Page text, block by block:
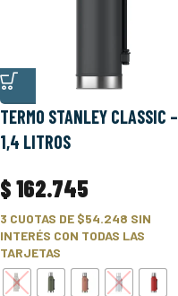
TERMO STANLEY CLASSIC –
1,4 LITROS
$162.745
3 CUOTAS DE $54.248 SIN
INTERÉS CON TODAS LAS
TARJETAS